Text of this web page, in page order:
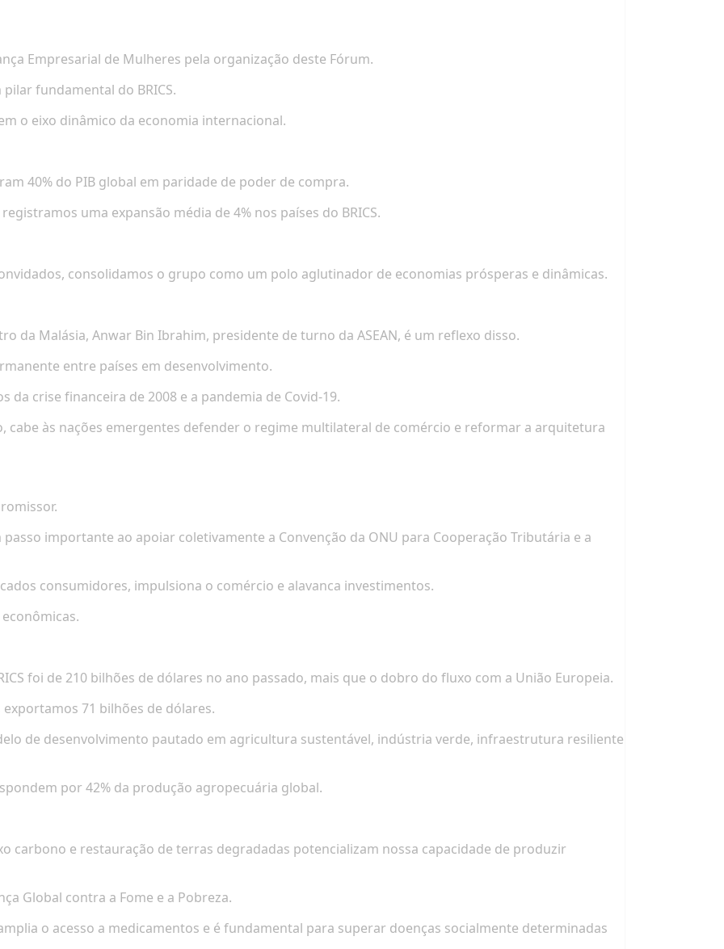
Empresarial de Mulheres pela organização deste Fórum.
fundamental do BRICS.
o eixo dinâmico da economia internacional.
40% do PIB global em paridade de poder de compra.
uma expansão média de 4% nos países do BRICS.
consolidamos o grupo como um polo aglutinador de economias prósperas e dinâmicas.
da Malásia, Anwar Bin Ibrahim, presidente de turno da ASEAN, é um reflexo disso.
entre países em desenvolvimento.
crise financeira de 2008 e a pandemia de Covid-19.
às nações emergentes defender o regime multilateral de comércio e reformar a arquitetura
importante ao apoiar coletivamente a Convenção da ONU para Cooperação Tributária e a
consumidores, impulsiona o comércio e alavanca investimentos.
foi de 210 bilhões de dólares no ano passado, mais que o dobro do fluxo com a União Europeia.
71 bilhões de dólares.
de desenvolvimento pautado em agricultura sustentável, indústria verde, infraestrutura resiliente
por 42% da produção agropecuária global.
carbono e restauração de terras degradadas potencializam nossa capacidade de produzir
Global contra a Fome e a Pobreza.
o acesso a medicamentos e é fundamental para superar doenças socialmente determinadas